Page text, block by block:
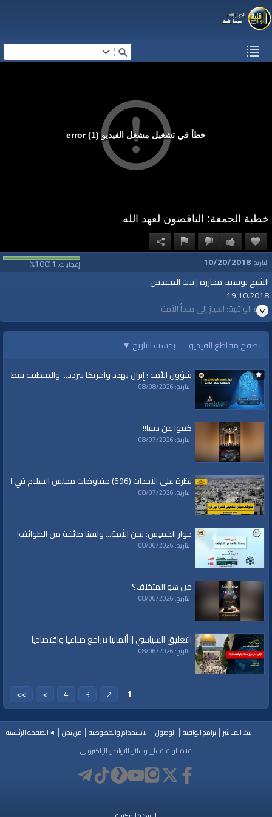
خطأ في تشغيل مشغل الفيديو (1) error
خطبة الجمعة: الناقضون لعهد الله
إعجابات:1
(
100
%) التاريخ:10/20/2018
الشيخ يوسف مخارزة | بيت المقدس
19.10.2018
قناة الواقية: انحياز إلى مبدأ الأمة
#الواقية
#قناة_الواقية
الفئات:
خطب ودروس
قنوات:
برامج الواقية
العلامات:قناة|الواقية
تصفح مقاطع الفيديو: بحسب التاريخ ▼
شؤون الأمة : إيران تهدد وأمريكا تتردد... والمنطقة تنتظر
التاريخ: 08/08/2026
كفوا عن ديننا!!
التاريخ: 08/07/2026
نظرة على الأحداث (596) مفاوضات مجلس السلام في القاهرة حول غزة
التاريخ: 08/07/2026
حوار الخميس: نحن الأمة... ولسنا طائفة من الطوائف!
التاريخ: 08/06/2026
من هو المتخلف؟
التاريخ: 08/06/2026
التعليق السياسي || ألمانيا تتراجع صناعيا واقتصاديا
التاريخ: 08/06/2026
1
2
3
4
>
>>
البث المباشر برامج الواقية الوصول الاستخدام والخصوصيه من نحن
◄الصفحة الرئيسية
قناة الواقية على وسائل التواصل الإلكتروني